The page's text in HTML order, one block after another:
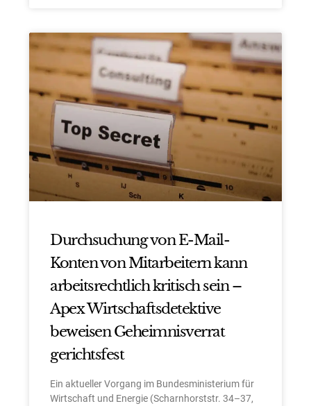
Durchsuchung von E-Mail-
Konten von Mitarbeitern kann
arbeitsrechtlich kritisch sein –
Apex Wirtschaftsdetektive
beweisen Geheimnisverrat
gerichtsfest
Ein aktueller Vorgang im Bundesministerium für
Wirtschaft und Energie (Scharnhorststr. 34–37,